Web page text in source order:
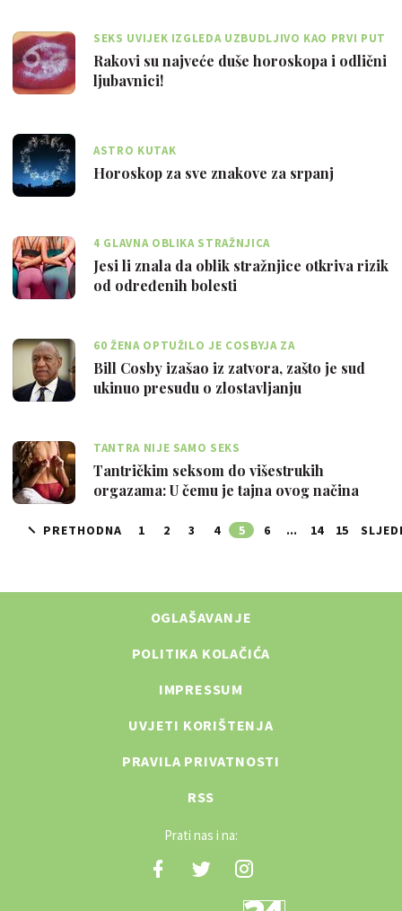
SEKS UVIJEK IZGLEDA UZBUDLJIVO KAO PRVI PUT
Rakovi su najveće duše horoskopa i odlični
ljubavnici!
ASTRO KUTAK
Horoskop za sve znakove za srpanj
4 GLAVNA OBLIKA STRAŽNJICA
Jesi li znala da oblik stražnjice otkriva rizik
od određenih bolesti
60 ŽENA OPTUŽILO JE COSBYJA ZA
ZLOSTAVLJANJE
Bill Cosby izašao iz zatvora, zašto je sud
ukinuo presudu o zlostavljanju
TANTRA NIJE SAMO SEKS
Tantričkim seksom do višestrukih
orgazama: U čemu je tajna ovog načina
PRETHODNA 1 2 3 4 5 6 ... 14 15
OGLAŠAVANJE
POLITIKA KOLAČIĆA
IMPRESSUM
UVJETI KORIŠTENJA
PRAVILA PRIVATNOSTI
RSS
Prati nas i na: